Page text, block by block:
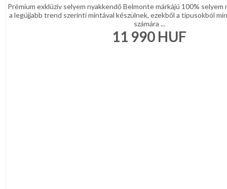
Prémium exklúzív selyem nyakkendő Belmonte márkájú 100% selyem
a legújjabb trend szerinti mintával készülnek, ezekből a típusokból
számára ...
11 990 HUF